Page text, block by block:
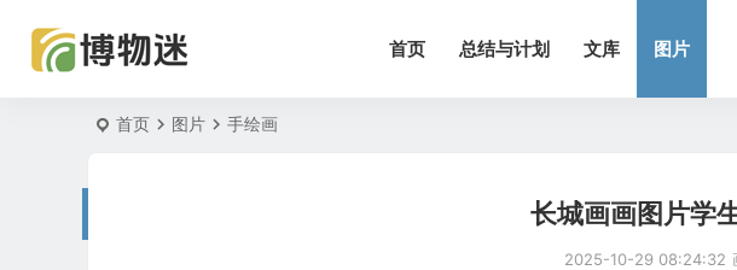
首页 总结与计划 文库 图片
首页 图片 手绘画
长城画画图片学
2025-10-29 08:24:32